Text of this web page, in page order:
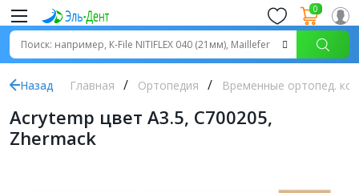
0
Назад Главная Ортопедия Временные ортопед.
Acrytemp цвет А3.5, C700205,
Zhermack